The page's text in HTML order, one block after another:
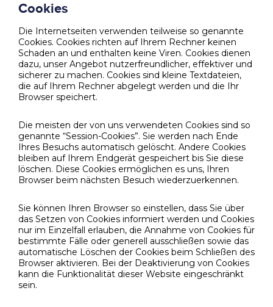
Cookies
Die Internetseiten verwenden teilweise so genannte
Cookies. Cookies richten auf Ihrem Rechner keinen
Schaden an und enthalten keine Viren. Cookies dienen
dazu, unser Angebot nutzerfreundlicher, effektiver und
sicherer zu machen. Cookies sind kleine Textdateien,
die auf Ihrem Rechner abgelegt werden und die Ihr
Browser speichert.
Die meisten der von uns verwendeten Cookies sind so
genannte “Session-Cookies”. Sie werden nach Ende
Ihres Besuchs automatisch gelöscht. Andere Cookies
bleiben auf Ihrem Endgerät gespeichert bis Sie diese
löschen. Diese Cookies ermöglichen es uns, Ihren
Browser beim nächsten Besuch wiederzuerkennen.
Sie können Ihren Browser so einstellen, dass Sie über
das Setzen von Cookies informiert werden und Cookies
nur im Einzelfall erlauben, die Annahme von Cookies für
bestimmte Fälle oder generell ausschließen sowie das
automatische Löschen der Cookies beim Schließen des
Browser aktivieren. Bei der Deaktivierung von Cookies
kann die Funktionalität dieser Website eingeschränkt
sein.